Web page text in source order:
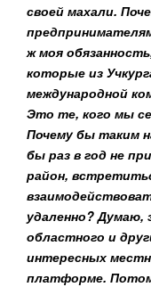
своей махали.
ж моя
которые из
международной
Это те, кого мы
Почему бы таким
бы раз в год не
район,
удаленно? Думаю,
областного и
интересных
платформе.